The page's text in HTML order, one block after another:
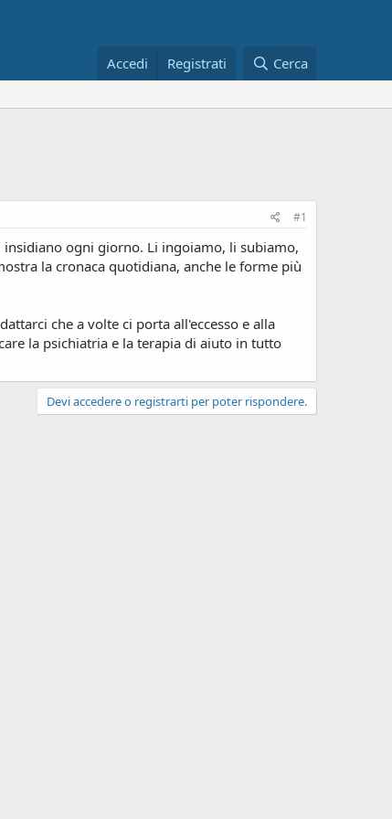
Accedi Registrati Cerca
#1
insidiano ogni giorno. Li ingoiamo, li subiamo,
la cronaca quotidiana, anche le forme più
che a volte ci porta all'eccesso e alla
la psichiatria e la terapia di aiuto in tutto
Devi accedere o registrarti per poter rispondere.